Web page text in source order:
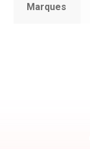
Marques